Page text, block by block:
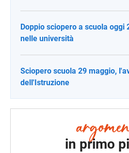
Doppio sciopero a scuola oggi
nelle università
Sciopero scuola 29 maggio,
dell'Istruzione
in primo